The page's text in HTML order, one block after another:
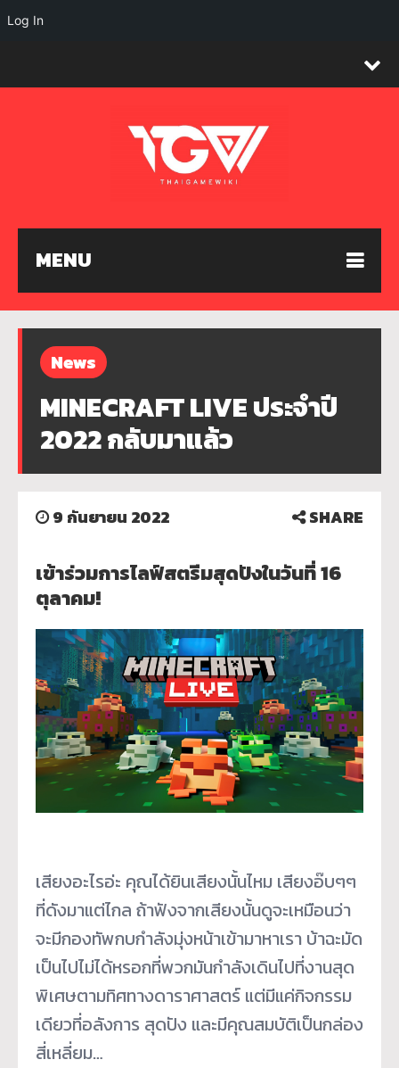
MENU
News
MINECRAFT LIVE ประจำปี
2022 กลับมาแล้ว
9 กันยายน 2022 SHARE
เข้าร่วมการไลฟ์สตรีมสุดปังในวันที่ 16
ตุลาคม!
เสียงอะไรอ่ะ คุณได้ยินเสียงนั้นไหม เสียงอ๊บๆๆ
ที่ดังมาแต่ไกล ถ้าฟังจากเสียงนั้นดูจะเหมือนว่า
จะมีกองทัพกบกำลังมุ่งหน้าเข้ามาหาเรา บ้าฉะมัด
เป็นไปไม่ได้หรอกที่พวกมันกำลังเดินไปที่งานสุด
พิเศษตามทิศทางดาราศาสตร์ แต่มีแค่กิจกรรม
เดียวที่อลังการ สุดปัง และมีคุณสมบัติเป็นกล่อง
สี่เหลี่ยม…
Log In